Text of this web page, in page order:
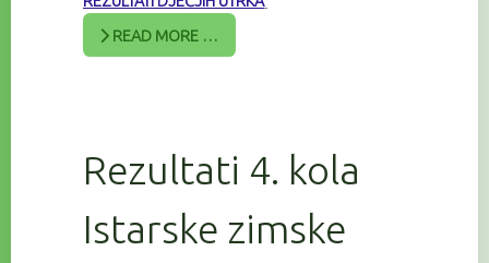
READ MORE …
Rezultati 4. kola
Istarske zimske